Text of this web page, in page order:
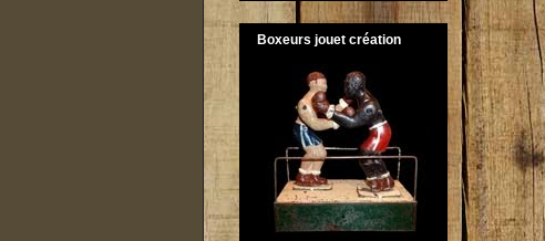
Boxeurs jouet création